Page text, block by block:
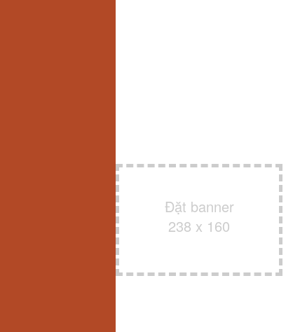
Đặt banner
238 x 160